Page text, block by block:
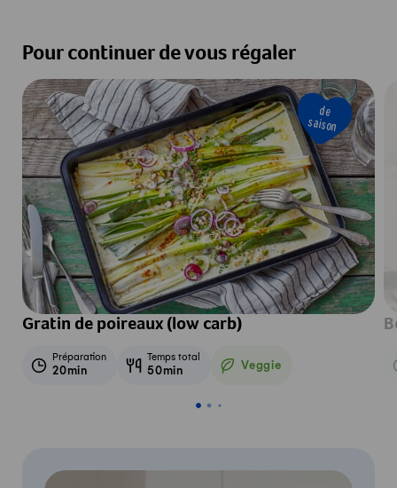
Pour continuer de vous régaler
de
saison
Gratin de poireaux (low carb)
Préparation
20min
Temps total
50min Veggie
Veggie